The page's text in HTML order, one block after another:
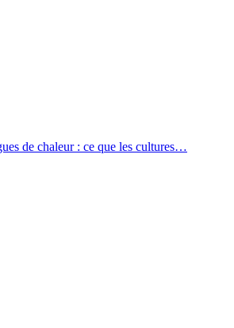
de chaleur : ce que les cultures…